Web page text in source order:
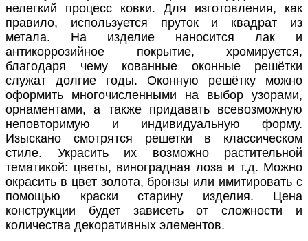
нелегкий процесс ковки. Для изготовления, как
правило, используется пруток и квадрат из
метала. На изделие наносится лак и
антикоррозийное покрытие, хромируется,
благодаря чему кованные оконные решётки
служат долгие годы. Оконную решётку можно
оформить многочисленными на выбор узорами,
орнаментами, а также придавать всевозможную
неповторимую и индивидуальную форму.
Изыскано смотрятся решетки в классическом
стиле. Украсить их возможно растительной
тематикой: цветы, виноградная лоза и т.д. Можно
окрасить в цвет золота, бронзы или имитировать с
помощью краски старину изделия. Цена
конструкции будет зависеть от сложности и
количества декоративных элементов.